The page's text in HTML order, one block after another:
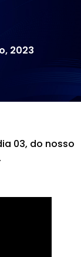
2023
03, do nosso